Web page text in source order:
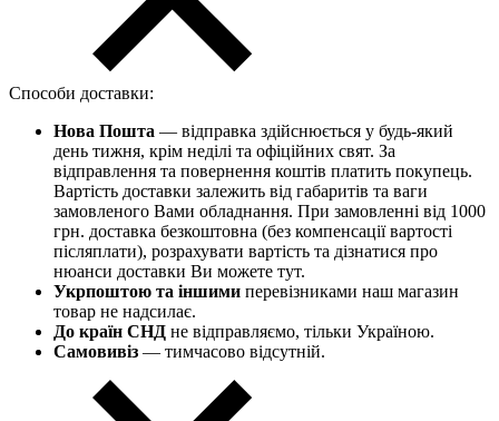
Способи доставки:
Нова Пошта — відправка здійснюється у будь-який
день тижня, крім неділі та офіційних свят. За
відправлення та повернення коштів платить покупець.
Вартість доставки залежить від габаритів та ваги
замовленого Вами обладнання. При замовленні від 1000
грн. доставка безкоштовна (без компенсації вартості
післяплати), розрахувати вартість та дізнатися про
нюанси доставки Ви можете тут.
Укрпоштою та іншими перевізниками наш магазин
товар не надсилає.
До країн СНД не відправляємо, тільки Україною.
Самовивіз — тимчасово відсутній.